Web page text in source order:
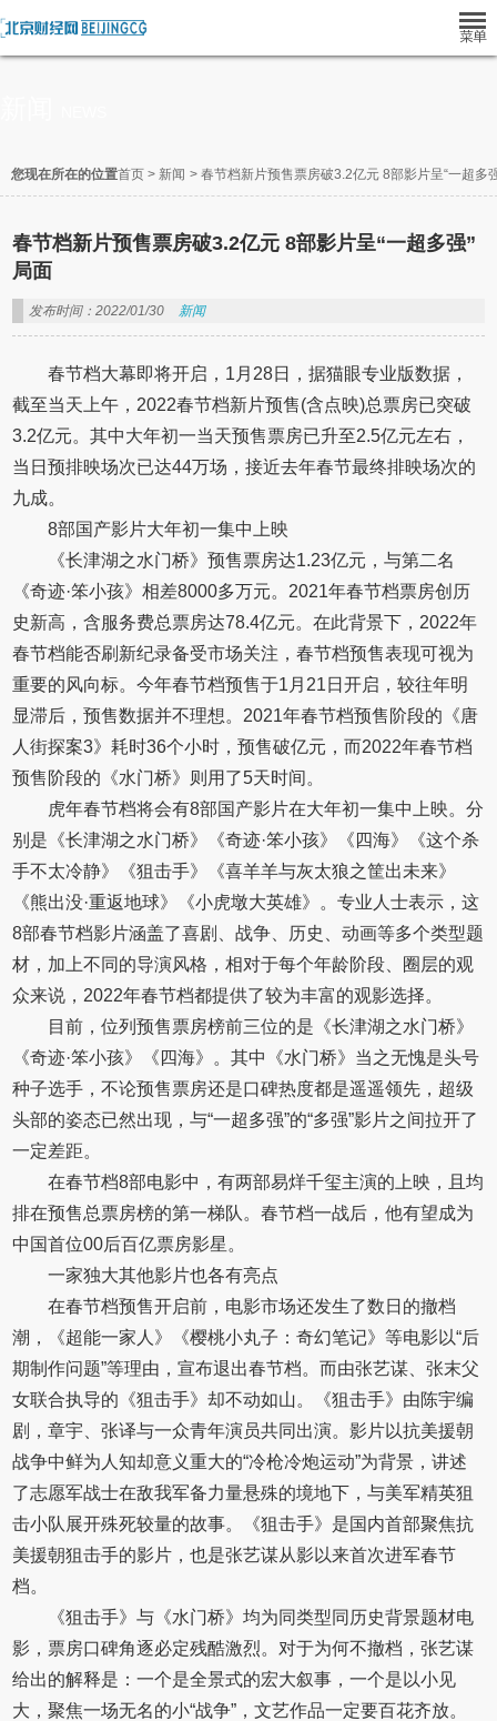
您现在所在的位置首页 > 新闻 > 春节档新片预售票房破3.2亿元 8部影片呈“一超多
春节档新片预售票房破3.2亿元 8部影片呈“一超多强”
局面
发布时间：2022/01/30 新闻
春节档大幕即将开启，1月28日，据猫眼专业版数据，
截至当天上午，2022春节档新片预售(含点映)总票房已突破
3.2亿元。其中大年初一当天预售票房已升至2.5亿元左右，
当日预排映场次已达44万场，接近去年春节最终排映场次的
九成。
8部国产影片大年初一集中上映
《长津湖之水门桥》预售票房达1.23亿元，与第二名
《奇迹·笨小孩》相差8000多万元。2021年春节档票房创历
史新高，含服务费总票房达78.4亿元。在此背景下，2022年
春节档能否刷新纪录备受市场关注，春节档预售表现可视为
重要的风向标。今年春节档预售于1月21日开启，较往年明
显滞后，预售数据并不理想。2021年春节档预售阶段的《唐
人街探案3》耗时36个小时，预售破亿元，而2022年春节档
预售阶段的《水门桥》则用了5天时间。
虎年春节档将会有8部国产影片在大年初一集中上映。分
别是《长津湖之水门桥》《奇迹·笨小孩》《四海》《这个杀
手不太冷静》《狙击手》《喜羊羊与灰太狼之筐出未来》
《熊出没·重返地球》《小虎墩大英雄》。专业人士表示，这
8部春节档影片涵盖了喜剧、战争、历史、动画等多个类型题
材，加上不同的导演风格，相对于每个年龄阶段、圈层的观
众来说，2022年春节档都提供了较为丰富的观影选择。
目前，位列预售票房榜前三位的是《长津湖之水门桥》
《奇迹·笨小孩》《四海》。其中《水门桥》当之无愧是头号
种子选手，不论预售票房还是口碑热度都是遥遥领先，超级
头部的姿态已然出现，与“一超多强”的“多强”影片之间拉开了
一定差距。
在春节档8部电影中，有两部易烊千玺主演的上映，且均
排在预售总票房榜的第一梯队。春节档一战后，他有望成为
中国首位00后百亿票房影星。
一家独大其他影片也各有亮点
在春节档预售开启前，电影市场还发生了数日的撤档
潮，《超能一家人》《樱桃小丸子：奇幻笔记》等电影以“后
期制作问题”等理由，宣布退出春节档。而由张艺谋、张末父
女联合执导的《狙击手》却不动如山。《狙击手》由陈宇编
剧，章宇、张译与一众青年演员共同出演。影片以抗美援朝
战争中鲜为人知却意义重大的“冷枪冷炮运动”为背景，讲述
了志愿军战士在敌我军备力量悬殊的境地下，与美军精英狙
击小队展开殊死较量的故事。《狙击手》是国内首部聚焦抗
美援朝狙击手的影片，也是张艺谋从影以来首次进军春节
档。
《狙击手》与《水门桥》均为同类型同历史背景题材电
影，票房口碑角逐必定残酷激烈。对于为何不撤档，张艺谋
给出的解释是：一个是全景式的宏大叙事，一个是以小见
大，聚焦一场无名的小“战争”，文艺作品一定要百花齐放。